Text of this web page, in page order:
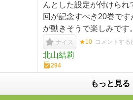
んとした設定が付けら
回が記念すべき20巻で
が動きそうで楽しみです。
ナイス ★10 コメントする(
北山結莉
294
もっと見る